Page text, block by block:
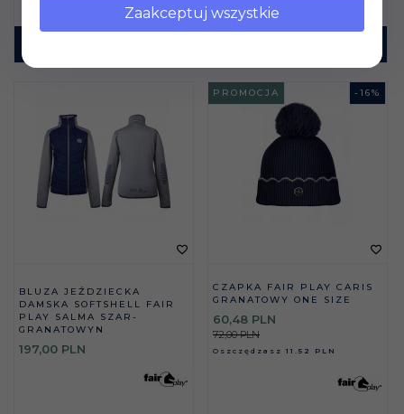
BLUZA JEŹDZIECKA
DAMSKA SOFTSHELL FAIR
PLAY SALMA SZAR-
GRANATOWYN
197,00 PLN
- 16%
PROMOCJA
CZAPKA FAIR PLAY CARIS
GRANATOWY ONE SIZE
60,48 PLN
72,00 PLN
Oszczędzasz 11.52 PLN
Zaakceptuj wszystkie